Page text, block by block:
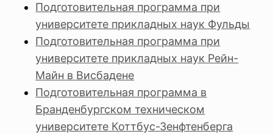
Подготовительная программа при
университете прикладных наук Фульды
Подготовительная программа при
университете прикладных наук Рейн-
Майн в Висбадене
Подготовительная программа в
Бранденбургском техническом
университете Коттбус-Зенфтенберга